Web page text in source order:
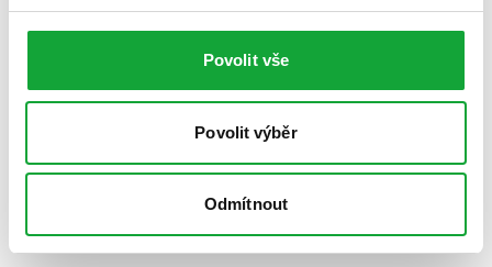
Povolit vše
Povolit výběr
Odmítnout